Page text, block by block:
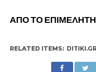
ΑΠΟ ΤΟ
RELATED ITEMS: DITIKI.GR